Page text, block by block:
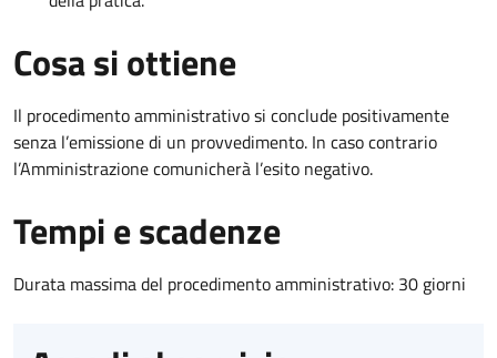
Cosa si ottiene
Il procedimento amministrativo si conclude positivamente
senza l’emissione di un provvedimento. In caso contrario
l’Amministrazione comunicherà l’esito negativo.
Tempi e scadenze
Durata massima del procedimento amministrativo: 30 giorni